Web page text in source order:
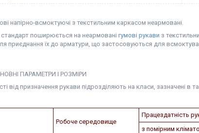
напірно-всмоктуючі з текстильним каркасом неармовані.
стандарт поширюється на неармовані гумові рукави з
приєднання їх до арматури, що застосовуються для
ПАРАМЕТРИ І РОЗМІРИ
від призначення рукави підрозділяють на класи, зазначені в
Робоче середовище
Працездатність
з помірним